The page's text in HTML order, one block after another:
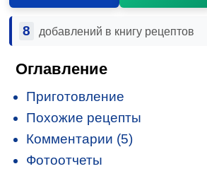
8 добавлений в книгу рецептов
Оглавление
Приготовление
Похожие рецепты
Комментарии (5)
Фотоотчеты